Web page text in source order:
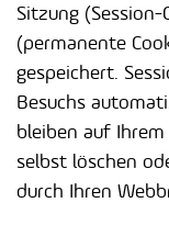
Sitzung
(permanente
gespeichert.
Besuchs
bleiben auf
selbst löschen
durch Ihren